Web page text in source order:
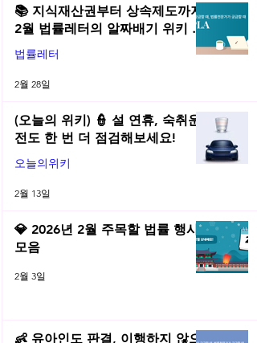
📚 지식재산권부터 상속제도까지,
2월 법률레터의 알짜배기 위키 모
음! | 2026년 2월 네플라 법률레터
법률레터
2월 28일
(오늘의 위키) 👮 설 연휴, 숙취운
전도 한 번 더 점검해보세요!
오늘의위키
2월 13일
💎 2026년 2월 주목할 법률 행사
모음
2월 3일
👶 유아인도 판결, 이행하지 않으